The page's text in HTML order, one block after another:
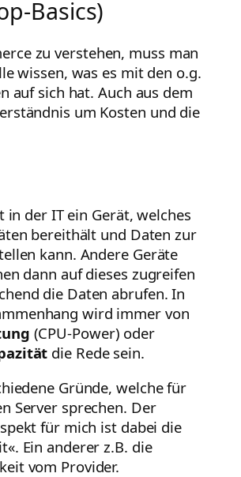
Basics)
zu verstehen, muss man
wissen, was es mit den o.g.
auf sich hat. Auch aus dem
um Kosten und die
in der IT ein Gerät, welches
bereithält und Daten zur
kann. Andere Geräte
dann auf dieses zugreifen
die Daten abrufen. In
wird immer von
(CPU-Power) oder
die Rede sein.
Gründe, welche für
Server sprechen. Der
für mich ist dabei die
Ein anderer z.B. die
vom Provider.